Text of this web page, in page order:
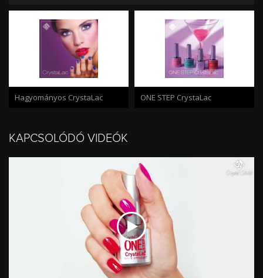
Hagyományos CrystaLac ONE STEP CrystaLac
KAPCSOLÓDÓ VIDEÓK